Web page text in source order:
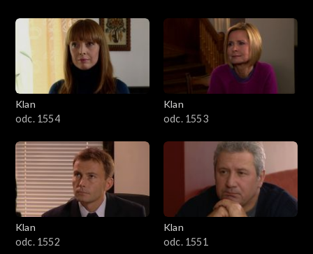
Klan
odc. 1554
Klan
odc. 1553
Klan
odc. 1552
Klan
odc. 1551